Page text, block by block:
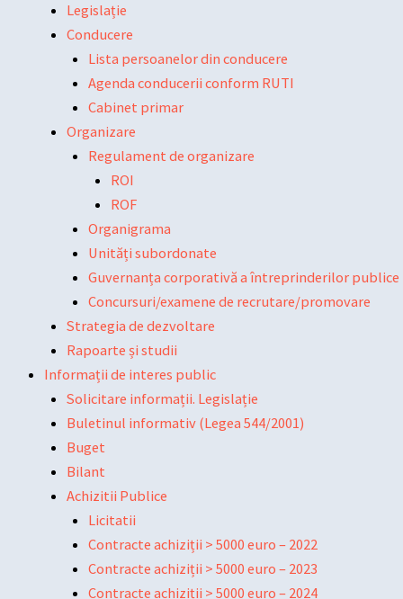
Legislație
Conducere
Lista persoanelor din conducere
Agenda conducerii conform RUTI
Cabinet primar
Organizare
Regulament de organizare
ROI
ROF
Organigrama
Unități subordonate
Guvernanța corporativă a întreprinderilor publice
Concursuri/examene de recrutare/promovare
Strategia de dezvoltare
Rapoarte și studii
Informații de interes public
Solicitare informații. Legislație
Buletinul informativ (Legea 544/2001)
Buget
Bilant
Achizitii Publice
Licitatii
Contracte achiziții > 5000 euro – 2022
Contracte achiziții > 5000 euro – 2023
Contracte achiziții > 5000 euro – 2024